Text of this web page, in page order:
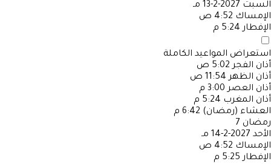
السبت 2027-2-13 مـ
الإمساك 4:52 ص
الإفطار 5:24 م
استعراض المواعيد الكاملة
أذان الفجر 5:02 ص
أذان الظهر 11:54 ص
أذان العصر 3:00 م
أذان المغرب 5:24 م
العشاء (رمضان) 6:42 م
رمضان 7
الأحد 2027-2-14 مـ
الإمساك 4:52 ص
الإفطار 5:25 م